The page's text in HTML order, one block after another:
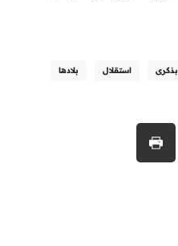
بذكرى استقلال بلادها